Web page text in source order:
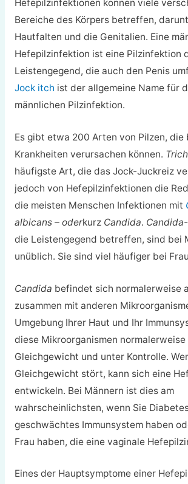
Hefepilzinfektionen können viele
Bereiche des Körpers betreffen,
Hautfalten und die Genitalien. Eine
Hefepilzinfektion ist eine Pilzinfektion
Leistengegend, die auch den Penis
Jock itch ist der allgemeine Name für
männlichen Pilzinfektion.
Es gibt etwa 200 Arten von Pilzen, die
Krankheiten verursachen können.
häufigste Art, die das Jock-Juckreiz
jedoch von Hefepilzinfektionen die
die meisten Menschen Infektionen mit
albicans – oderkurz Candida.
die Leistengegend betreffen, sind bei
unüblich. Sie sind viel häufiger bei
Candida befindet sich normalerweise
zusammen mit anderen
Umgebung Ihrer Haut und Ihr
diese Mikroorganismen normalerweise
Gleichgewicht und unter Kontrolle.
Gleichgewicht stört, kann sich eine
entwickeln. Bei Männern ist dies am
wahrscheinlichsten, wenn Sie
geschwächtes Immunsystem haben
Frau haben, die eine vaginale
Eines der Hauptsymptome einer